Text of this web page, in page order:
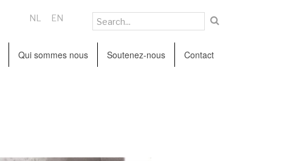
Qui sommes nous Soutenez-nous Contact
NL EN